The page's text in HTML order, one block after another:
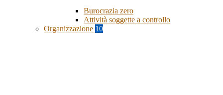
Burocrazia zero
Attività soggette a controllo
Organizzazione 10